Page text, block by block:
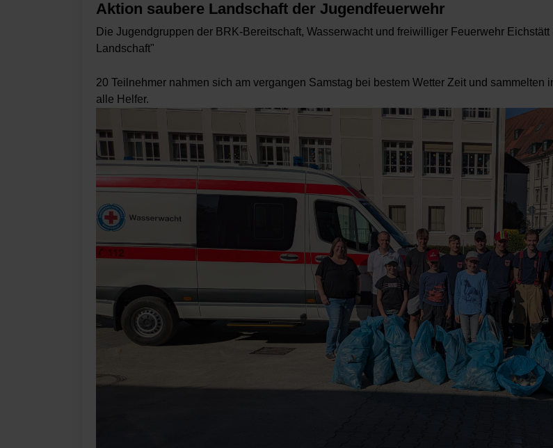
Aktion saubere Landschaft der Jugendfeuerwehr
Die Jugendgruppen der BRK-Bereitschaft, Wasserwacht und freiwilliger Feuerwehr
Landschaft"
20 Teilnehmer nahmen sich am vergangen Samstag bei bestem Wetter Zeit und
alle Helfer.